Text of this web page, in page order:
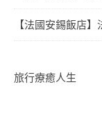
【法國安錫飯店
旅行療癒人生